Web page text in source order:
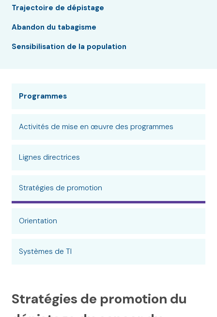
Trajectoire de dépistage
Abandon du tabagisme
Sensibilisation de la population
Programmes
Activités de mise en œuvre des programmes
Lignes directrices
Stratégies de promotion
Orientation
Systèmes de TI
Stratégies de promotion du